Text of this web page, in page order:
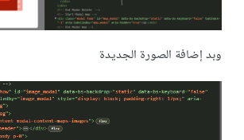
وبد إضافة الصورة الجديدة